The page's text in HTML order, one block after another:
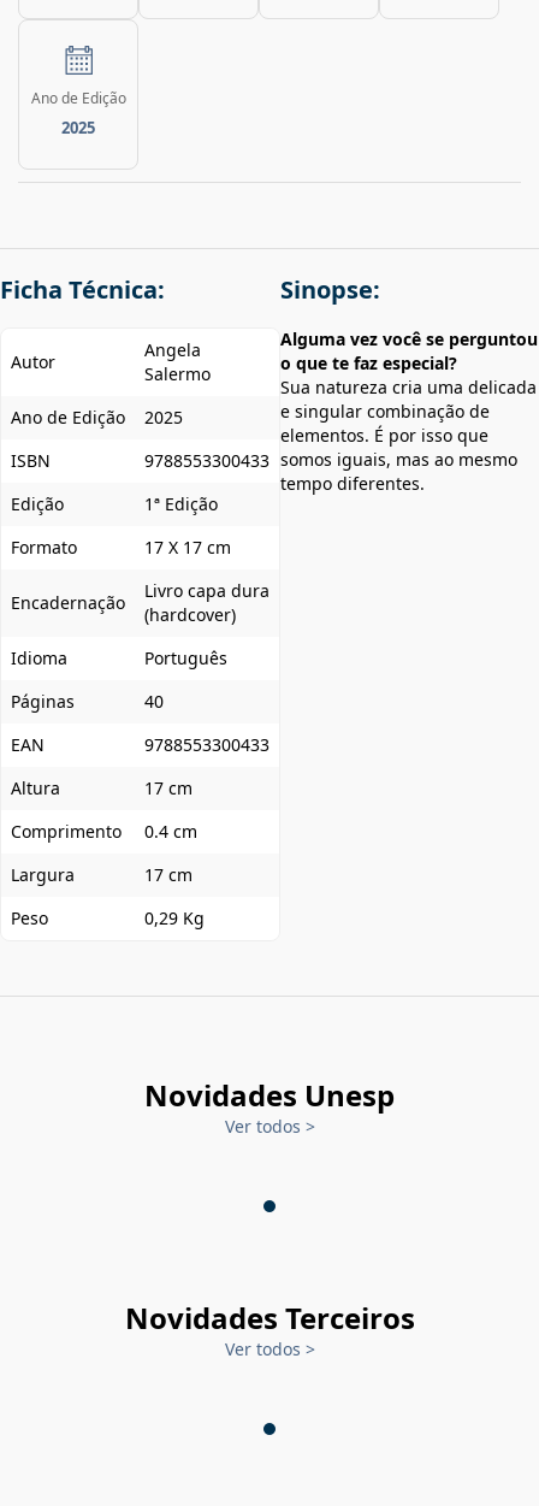
Ano de Edição
2025
Ficha Técnica:
Autor
Angela
Salermo
Ano de Edição
2025
ISBN
9788553300433
Edição
1ª Edição
Formato
17 X 17 cm
Encadernação
Livro capa dura
(hardcover)
Idioma
Português
Páginas
40
EAN
9788553300433
Altura
17 cm
Comprimento
0.4 cm
Largura
17 cm
Peso
0,29 Kg
Sinopse:
Alguma vez você se perguntou
o que te faz especial?
Sua natureza cria uma delicada
e singular combinação de
elementos. É por isso que
somos iguais, mas ao mesmo
tempo diferentes.
Novidades Unesp
Ver todos >
Novidades Terceiros
Ver todos >